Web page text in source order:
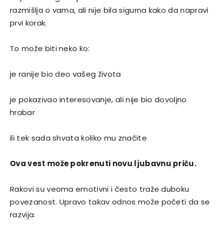
razmišlja o vama, ali nije bila sigurna kako da napravi
prvi korak.
To može biti neko ko:
je ranije bio deo vašeg života
je pokazivao interesovanje, ali nije bio dovoljno
hrabar
ili tek sada shvata koliko mu značite
Ova vest može pokrenuti novu ljubavnu priču.
Rakovi su veoma emotivni i često traže duboku
povezanost. Upravo takav odnos može početi da se
razvija.